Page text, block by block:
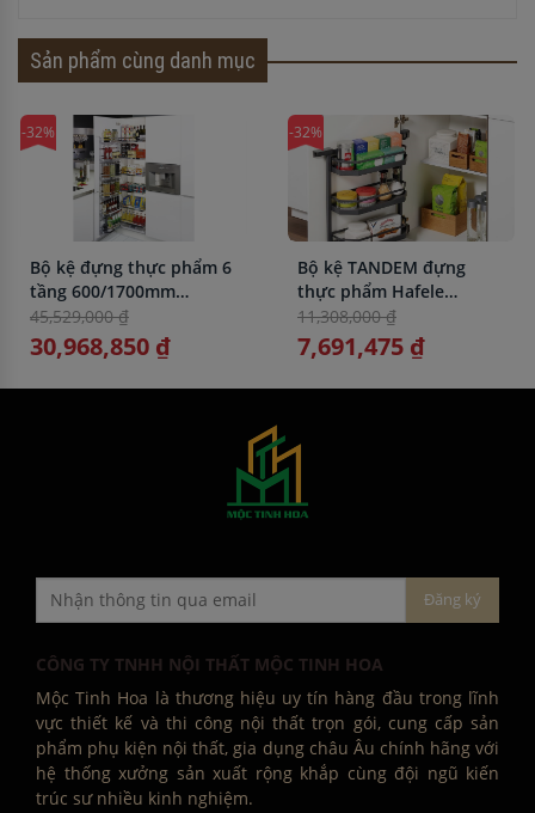
Sản phẩm cùng danh mục
-32%
Bộ kệ đựng thực phẩm 6
tầng 600/1700mm
TANDEM Hafele
545.94.652
45,529,000 ₫
30,968,850 ₫
-32%
Bộ kệ TANDEM đựng
thực phẩm Hafele
545.02.212 KT
600X800mm
11,308,000 ₫
7,691,475 ₫
CÔNG TY TNHH NỘI THẤT MỘC TINH HOA
Mộc Tinh Hoa là thương hiệu uy tín hàng đầu trong lĩnh
vực thiết kế và thi công nội thất trọn gói, cung cấp sản
phẩm phụ kiện nội thất, gia dụng châu Âu chính hãng với
hệ thống xưởng sản xuất rộng khắp cùng đội ngũ kiến
trúc sư nhiều kinh nghiệm.